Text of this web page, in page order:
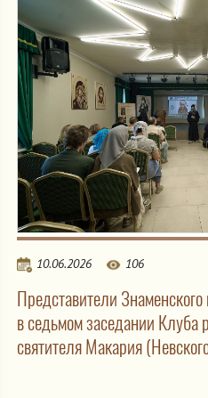
10.06.2026 106
Представители
в седьмом заседании Клуба
святителя Макария